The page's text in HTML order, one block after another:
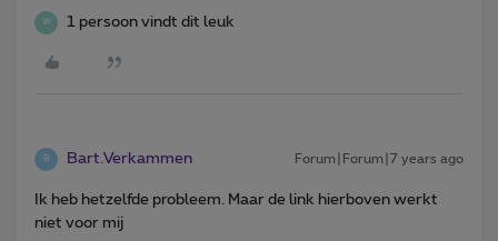
W 1 persoon vindt dit leuk
B Bart.Verkammen Forum|Forum|7 years ago
Ik heb hetzelfde probleem. Maar de link hierboven werkt
niet voor mij